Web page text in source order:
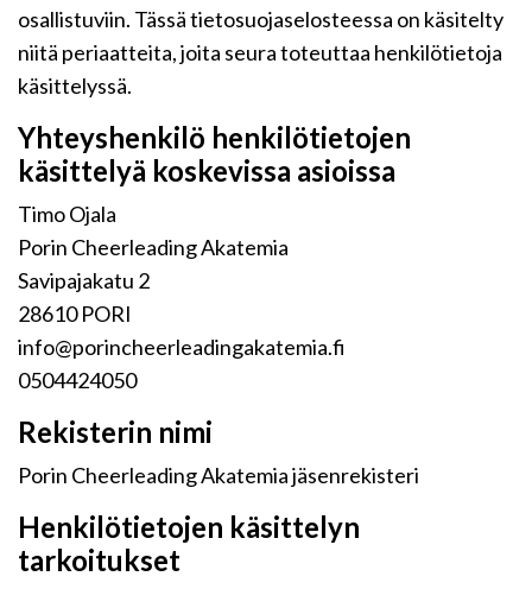
osallistuviin. Tässä tietosuojaselosteessa on käsitelty
niitä periaatteita, joita seura toteuttaa henkilötietoja
käsittelyssä.
Yhteyshenkilö henkilötietojen
käsittelyä koskevissa asioissa
Timo Ojala
Porin Cheerleading Akatemia
Savipajakatu 2
28610 PORI
info@porincheerleadingakatemia.fi
0504424050
Rekisterin nimi
Porin Cheerleading Akatemia jäsenrekisteri
Henkilötietojen käsittelyn
tarkoitukset